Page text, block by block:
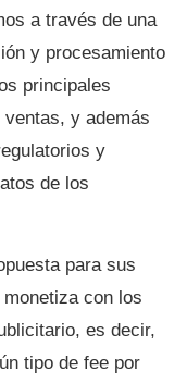
a través de una
y procesamiento
principales
y además
y
de los
para sus
con los
es decir,
tipo de fee por